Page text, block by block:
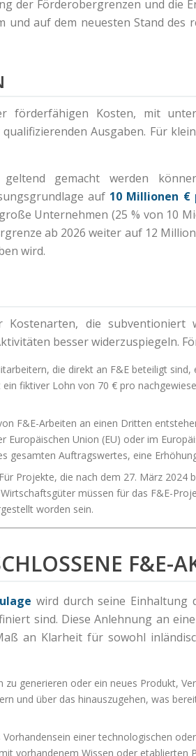
der Förderobergrenzen und die
auf dem neuesten Stand des
förderfähigen Kosten, mit
Ausgaben. Für
gemacht werden
auf 10 Millionen €
Unternehmen (25 % von 10
ab 2026 weiter auf 12
wird.
die
besser widerzuspiegeln.
die direkt an F&E beteiligt
fiktiver Lohn von 70 € pro
F&E-Arbeiten an einen Dritten
Union (EU) oder im
Auftragswertes, eine
Für Projekte, die nach dem 27. März 2024
müssen für das F&E-
worden sein.
F&E-
wird durch seine Einhaltung
sind. Diese Anlehnung an
an Klarheit für sowohl
generieren oder ein neues Produkt,
und über das hinauszugehen, was
einer technologischen
vorhandenem Wissen oder